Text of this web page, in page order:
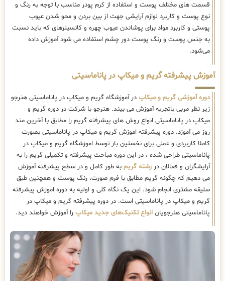
قسمت های مختلف پوست و استفاده از کرم پودر مناسب با توجه به رنگ و
نوع پوست و کاربرد لوازم آرایشی جهت از بین بردن و محو شدن عیوب
پوستی و کاربرد مواد برای پوشاندن عیوب چهره و کانسیلرهای که باید نسبت
به جنس پوست و رنگ پوست دور چشم استفاده می شود آموزش داده
می‌شود.
آموزش پیشرفته گریم و میکاپ در پاناماسیتی
دوره آموزشی گریم و میکاپ در آموزشگاه گریم و میکاپ در پاناماسیتی هنرجو
زیر نظر مربی باتجربه آموزش می بیند. هنرجو با شرکت در دوره گریم و
میکاپ در پاناماسیتی انواع روش های پیشرفته گریم را مطابق با آخرین متد
روز می آموزد. دوره پیشرفته اموزش گریم و میکاپ در پاناماسیتی بصورت
کاملا کاربردی و عملی برای نخستین بار توسط اموزشگاه گریم و میکاپ در
پاناماسیتی طراحی شده ، در این دوره مباحث پیشرفته و تکمیلی گریم را به
آرایشگران و فعالان در رشته گریم به طور کامل و در سطح پیشرفته آموزش
می دهیم که چگونه گریم مطابق با فرم صورت، رنگ پوست و همچنین طبق
سلیقه مشتری انجام شود. این یک نگاه کلی و اولیه به دوره اموزش پیشرفته
گریم و میکاپ در پاناماسیتی است. در دوره پیشرفته گریم و میکاپ در
پاناماسیتی هنرجویان انواع تکنیک‌های جدید میکاپ را آموزش خواهند دید.